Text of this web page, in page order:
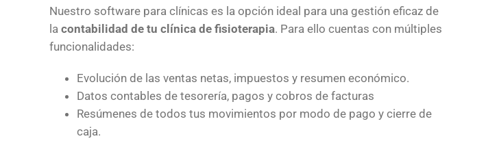
Nuestro software para clínicas es la opción ideal para una gestión eficaz de
la contabilidad de tu clínica de fisioterapia. Para ello cuentas con múltiples
funcionalidades:
Evolución de las ventas netas, impuestos y resumen económico.
Datos contables de tesorería, pagos y cobros de facturas
Resúmenes de todos tus movimientos por modo de pago y cierre de
caja.